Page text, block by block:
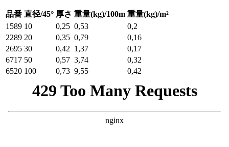
品番 直径/45° 厚さ 重量(kg)/100m 重量(kg)/m²
1589 10 0,25 0,53
0,2
2289 20 0,35 0,79
0,16
2695 30 0,42 1,37
0,17
6717 50 0,57 3,74
0,32
6520 100 0,73 9,55 0,42